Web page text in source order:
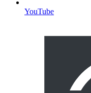
YouTube